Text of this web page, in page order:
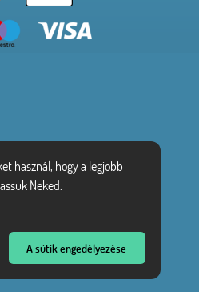
használ, hogy a legjobb
Neked.
A sütik engedélyezése